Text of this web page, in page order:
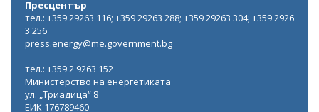
Пресцентър
тел.: +359 29263 116; +359 29263 288; +359 29263 304; +359 2926
3 256
press.energy@me.government.bg
тел.: +359 2 9263 152
Министерство на енергетиката
ул. „Триадица“ 8
ЕИК 176789460